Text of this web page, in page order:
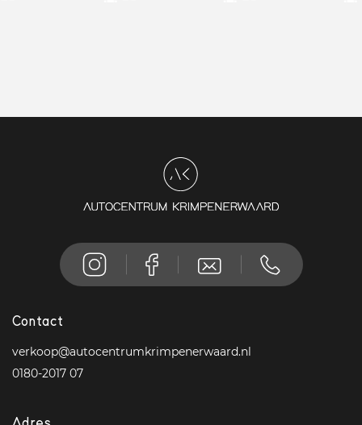
Contact
verkoop@autocentrumkrimpenerwaard.nl
0180-2017 07